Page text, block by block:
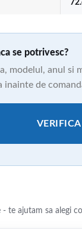
se potrivesc?
modelul, anul si
de
te ajutam sa alegi